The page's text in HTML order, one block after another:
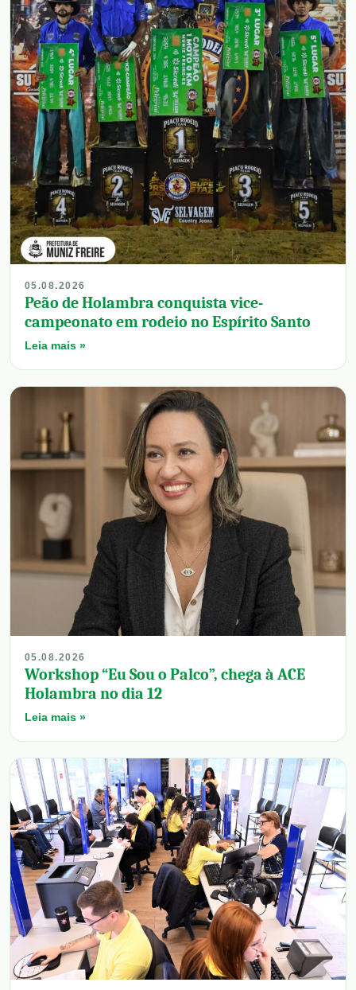
05.08.2026
Peão de Holambra conquista vice-
campeonato em rodeio no Espírito Santo
Leia mais »
05.08.2026
Workshop “Eu Sou o Palco”, chega à ACE
Holambra no dia 12
Leia mais »